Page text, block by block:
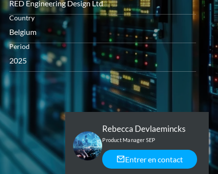
RED Engineering Design Ltd
Country
Belgium
Period
2025
Rebecca Devlaemincks
Product Manager SEP
Entrer en contact